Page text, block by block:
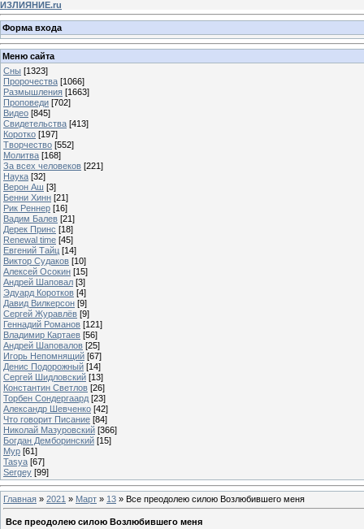
ИЗЛИЯНИЕ.ru
Форма входа
Меню сайта
Сны [1323]
Пророчества [1066]
Размышления [1663]
Проповеди [702]
Видео [845]
Свидетельства [413]
Коротко [197]
Творчество [552]
Молитва [168]
За всех человеков [221]
Наука [32]
Верон Аш [3]
Бенни Хинн [21]
Рик Реннер [16]
Вадим Балев [21]
Дерек Принс [18]
Renewal time [45]
Евгений Тайц [14]
Виктор Судаков [10]
Алексей Осокин [15]
Андрей Шаповал [3]
Эдуард Коротков [4]
Давид Вилкерсон [9]
Сергей Журавлёв [9]
Геннадий Романов [121]
Владимир Картаев [56]
Андрей Шаповалов [25]
Игорь Непомнящий [67]
Денис Подорожный [14]
Сергей Шидловский [13]
Константин Светлов [26]
Торбен Сондергаард [23]
Александр Шевченко [42]
Что говорит Писание [84]
Николай Мазуровский [366]
Богдан Демборинский [15]
Мур [61]
Tasya [67]
Sergey [99]
Главная » 2021 » Март » 13 » Все преодолею силою Возлюбившего меня
Все преодолею силою Возлюбившего меня